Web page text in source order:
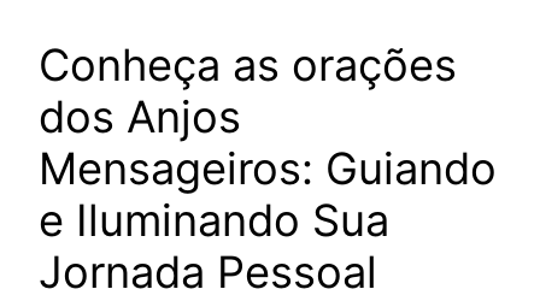
Conheça as orações
dos Anjos
Mensageiros: Guiando
e Iluminando Sua
Jornada Pessoal